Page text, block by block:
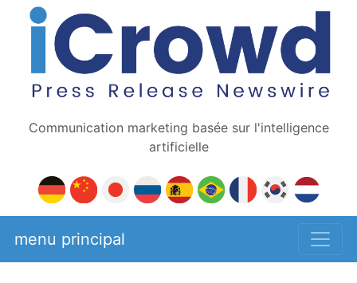
Communication marketing basée sur l'intelligence
artificielle
menu principal